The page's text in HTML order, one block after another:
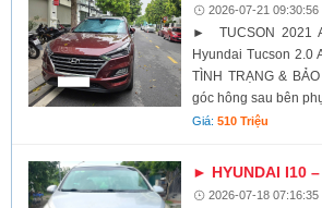
2026-07-21 09:30:56
► TUCSON 2021
Hyundai Tucson 2.0
TÌNH TRẠNG &
góc hông sau bên
Giá:510 Triệu
► HYUNDAI I10
2026-07-18 07:16:35